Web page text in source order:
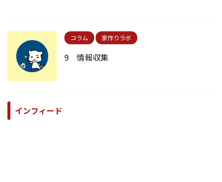
コラム 家作りラボ
9 情報収集
インフィード